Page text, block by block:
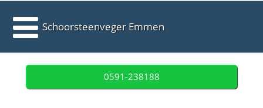
Schoorsteenveger Emmen
0591-238188